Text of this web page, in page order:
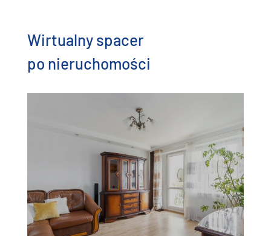
Wirtualny spacer
po nieruchomości